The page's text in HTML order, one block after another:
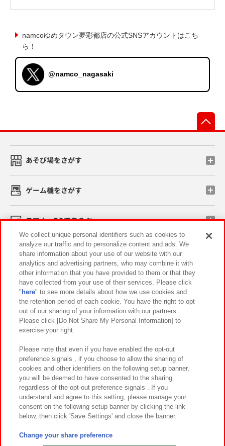
namcoゆめタウン夢彩都店の公式SNSアカウントはこち
ら！
@namco_nagasaki
あそび場をさがす
ゲーム機をさがす
スマホ・PCであそぶ
イベント・キャンペーン
関連会社 サステナビリティ サイトポリシー
プライバシーポリシー ウェブアクセシビリティ方針と検証結果
お取引先さまとともに
カスタマーハラスメント対応方針 よくあるご質問・お問い合わせ
©Bandai Namco Amusement Inc.
©Bandai Namco Amusement Lab Inc.
We collect unique personal identifiers such as cookies to
analyze our traffic and to personalize content and ads. We
share information about your use of our website with our
analytics and advertising partners, who may combine it with
other information that you have provided to them or that they
have collected from your use of their services. Please click
" here" to see more details about how we use cookies and
the retention period of each cookie. You have the right to opt
out of our sharing of your information with our partners.
Please click [Do Not Share My Personal Information] to
exercise your right.
Please note that even if you have enabled the opt-out
preference signals , if you choose to allow the sharing of
cookies and other identifiers on the following setup banner,
you will be deemed to have consented to the sharing
regardless of the opt-out preference signals . If you
understand and agree to this setting, please manage your
consent on the following setup banner by clicking the link
below, then click 'Save Settings' and close the banner.
Change your share preference